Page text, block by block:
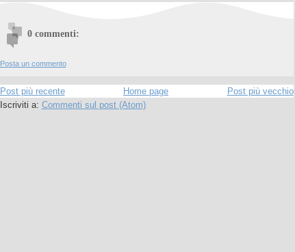
0 commenti:
Posta un commento
Post più recente Post più vecchio
Home page
Iscriviti a: Commenti sul post (Atom)